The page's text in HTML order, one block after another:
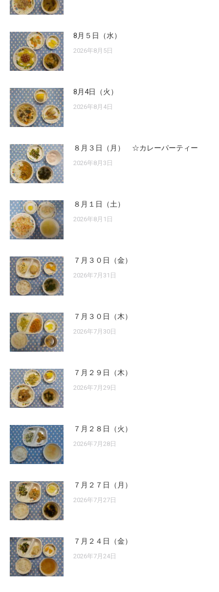
8月５日（水）
2026年8月5日
8月4日（火）
2026年8月4日
８月３日（月） ☆カレーパーティー
2026年8月3日
８月１日（土）
2026年8月1日
７月３０日（金）
2026年7月31日
７月３０日（木）
2026年7月30日
７月２９日（木）
2026年7月29日
７月２８日（火）
2026年7月28日
７月２７日（月）
2026年7月27日
７月２４日（金）
2026年7月24日